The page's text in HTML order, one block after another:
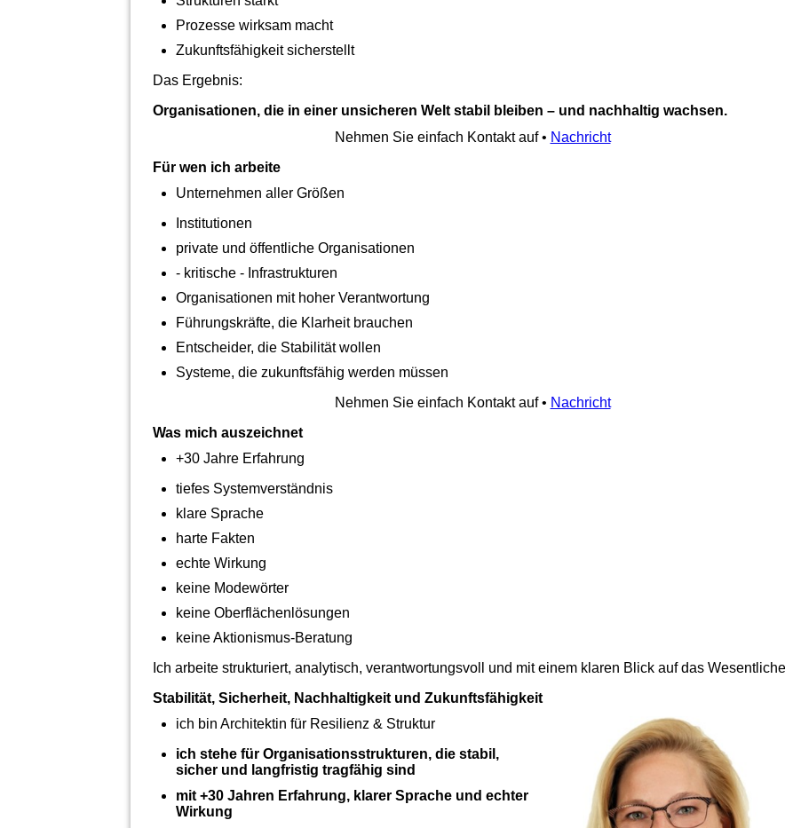
Prozesse wirksam macht
Zukunftsfähigkeit sicherstellt
Das Ergebnis:
Organisationen, die in einer unsicheren Welt stabil bleiben – und nachhaltig wachsen.
Nehmen Sie einfach Kontakt auf • Nachricht
Für wen ich arbeite
Unternehmen aller Größen
Institutionen
private und öffentliche Organisationen
- kritische - Infrastrukturen
Organisationen mit hoher Verantwortung
Führungskräfte, die Klarheit brauchen
Entscheider, die Stabilität wollen
Systeme, die zukunftsfähig werden müssen
Nehmen Sie einfach Kontakt auf • Nachricht
Was mich auszeichnet
+30 Jahre Erfahrung
tiefes Systemverständnis
klare Sprache
harte Fakten
echte Wirkung
keine Modewörter
keine Oberflächenlösungen
keine Aktionismus‑Beratung
Ich arbeite strukturiert, analytisch, verantwortungsvoll und mit einem klaren Blick auf das
Stabilität, Sicherheit, Nachhaltigkeit und Zukunftsfähigkeit
ich bin Architektin für Resilienz & Struktur
ich stehe für Organisationsstrukturen, die stabil,
sicher und langfristig tragfähig sind
mit +30 Jahren Erfahrung, klarer Sprache und echter
Wirkung